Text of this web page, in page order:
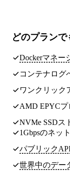
どのプランで
Dockerマネー
コンテナログ
ワンクリック
AMD EPYCプ
NVMe SSDス
1Gbpsのネッ
パブリック
世界中のデー